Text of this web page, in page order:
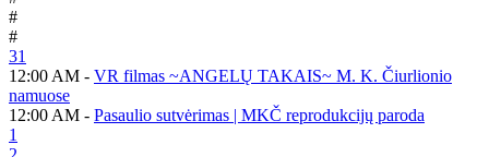
#
#
31
12:00 AM - VR filmas ~ANGELŲ TAKAIS~ M. K. Čiurlionio
namuose
12:00 AM - Pasaulio sutvėrimas | MKČ reprodukcijų paroda
1